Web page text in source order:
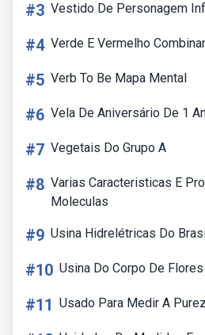
#3 Vestido De Personagem
#4 Verde E Vermelho
#5 Verb To Be Mapa Mental
#6 Vela De Aniversário De 1
#7 Vegetais Do Grupo A
#8 Varias Caracteristicas E
Moleculas
#9 Usina Hidrelétricas Do
#10 Usina Do Corpo De Flores
#11 Usado Para Medir A